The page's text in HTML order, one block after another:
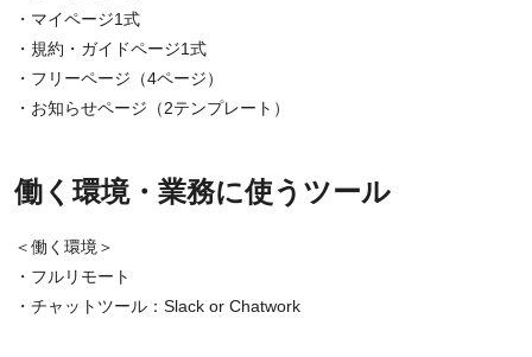
・マイページ1式
・規約・ガイドページ1式
・フリーページ（4ページ）
・お知らせページ（2テンプレート）
働く環境・業務に使うツール
＜働く環境＞
・フルリモート
・チャットツール：Slack or Chatwork